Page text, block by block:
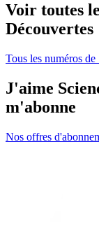
Voir toutes
Découvertes
Tous les numéros
J'aime
m'abonne
Nos offres